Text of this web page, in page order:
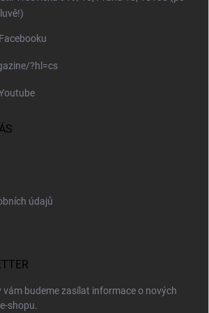
?hl=cs
údajů
vám budeme zasílat informace o nových
shopu.